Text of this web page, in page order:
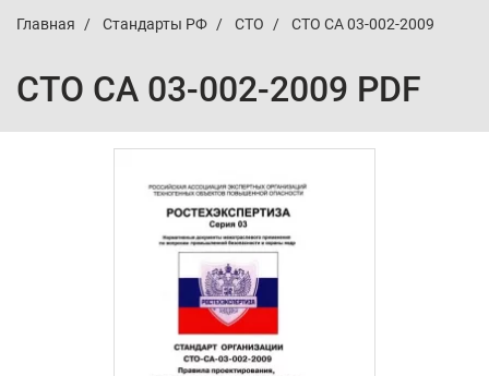
Главная Стандарты РФ СТО СТО СА 03-002-2009
СТО СА 03-002-2009 PDF